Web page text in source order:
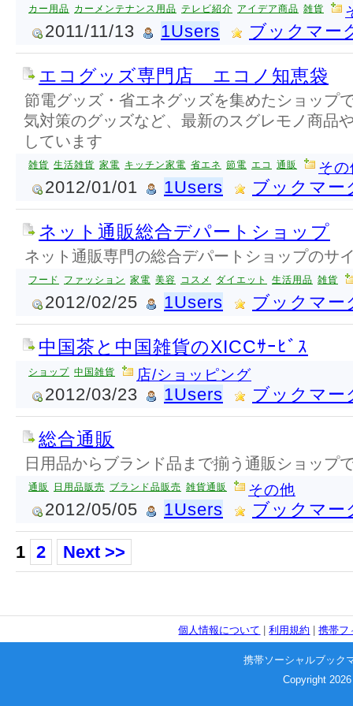
カー用品 カーメンテナンス用品 テレビ紹介 アイデア商品 雑貨
2011/11/13 1Users ブックマー
エコグッズ専門店 エコノ知恵袋
節電グッズ・省エネグッズを集めたショップ
気対策のグッズなど、最新のスグレモノ商品
しています
雑貨 生活雑貨 家電 キッチン家電 省エネ 節電 エコ 通販 そ
2012/01/01 1Users ブックマー
ネット通販総合デパートショップ
ネット通販専門の総合デパートショップのサ
フード ファッション 家電 美容 コスメ ダイエット 生活用品 雑貨
2012/02/25 1Users ブックマー
中国茶と中国雑貨のXICCｻｰﾋﾞｽ
ショップ 中国雑貨 店/ショッピング
2012/03/23 1Users ブックマー
総合通販
日用品からブランド品まで揃う通販ショップ
通販 日用品販売 ブランド品販売 雑貨通販 その他
2012/05/05 1Users ブックマー
1 2 Next >>
個人情報について |利用規約 |携帯フ
携帯ソーシャルブック
Copyright